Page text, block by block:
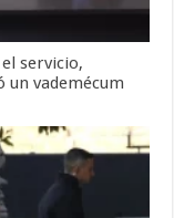
servicio,
un vademécum